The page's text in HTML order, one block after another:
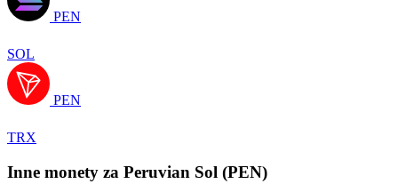
PEN
SOL
PEN
TRX
Inne monety za Peruvian Sol (PEN)